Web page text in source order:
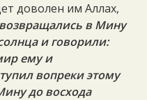
доволен им Аллах,
в Мину
и говорили:
ему и
вопреки этому
до восхода